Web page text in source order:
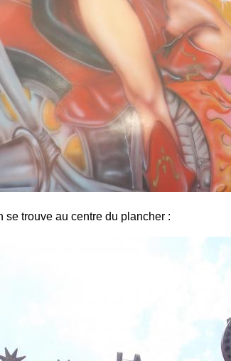
se trouve au centre du plancher :